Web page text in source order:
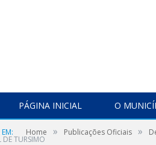
PÁGINA INICIAL O
Home » Publicações Oficiais »
TURSIMO